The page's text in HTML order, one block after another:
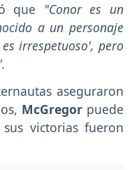
que "Conor es un
a un personaje
irrespetuoso', pero
aseguraron
McGregorpuede
victorias fueron